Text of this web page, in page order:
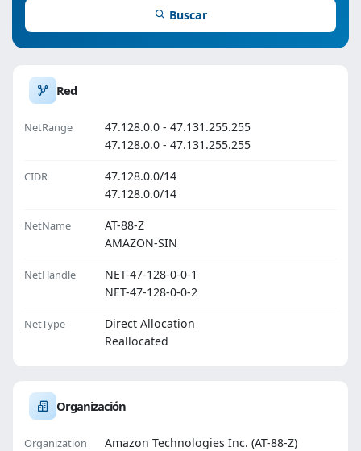
Buscar
Red
NetRange
47.128.0.0 - 47.131.255.255
47.128.0.0 - 47.131.255.255
CIDR
47.128.0.0/14
47.128.0.0/14
NetName
AT-88-Z
AMAZON-SIN
NetHandle
NET-47-128-0-0-1
NET-47-128-0-0-2
NetType
Direct Allocation
Reallocated
Organización
Organization
Amazon Technologies Inc. (AT-88-Z)